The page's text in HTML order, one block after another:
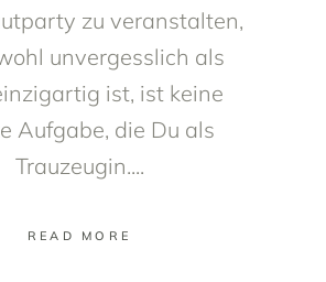
zu veranstalten,
unvergesslich als
ist, ist keine
Aufgabe, die Du als
Trauzeugin.
READ MORE